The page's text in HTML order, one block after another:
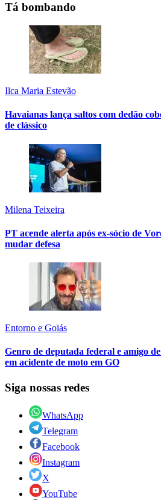
Tá bombando
Ilca Maria Estevão
Havaianas lança saltos com dedão
de clássico
Milena Teixeira
PT acende alerta após ex-sócio de
mudar defesa
Entorno e Goiás
Genro de deputada federal e amigo
em acidente de moto em GO
Siga nossas redes
WhatsApp
Telegram
Facebook
Instagram
X
YouTube